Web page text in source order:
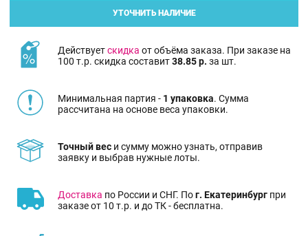
УТОЧНИТЬ НАЛИЧИЕ
Действуетскидка от объёма заказа. При заказе на
100 т.р. скидка составит38.85 р. за шт.
Минимальная партия - 1 упаковка. Сумма
рассчитана на основе веса упаковки.
Точный вес и сумму можно узнать, отправив
заявку и выбрав нужные лоты.
Доставка по России и СНГ. Пог. Екатеринбург при
заказе от 10 т.р. и до ТК - бесплатна.